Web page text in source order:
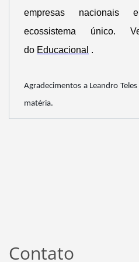
empresas nacionais
ecossistema único.
do Educacional .
Agradecimentos a Leandro
matéria.
Contato